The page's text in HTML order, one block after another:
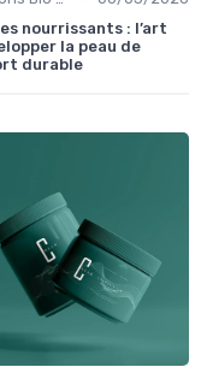
nourrissants : l’art
la peau de
durable